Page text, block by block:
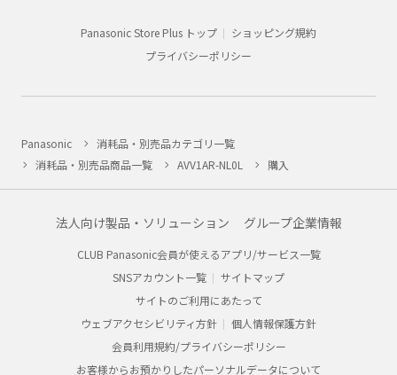
Panasonic Store Plus トップ
ショッピング規約
プライバシーポリシー
Panasonic
消耗品・別売品カテゴリ一覧
消耗品・別売品商品一覧
AVV1AR-NL0L 購入
法人向け製品・ソリューション グループ企業情報
CLUB Panasonic会員が使えるアプリ/サービス一覧
SNSアカウント一覧
サイトマップ
サイトのご利用にあたって
ウェブアクセシビリティ方針
個人情報保護方針
会員利用規約/プライバシーポリシー
お客様からお預かりしたパーソナルデータについて